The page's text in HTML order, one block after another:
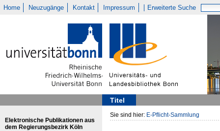
Home Neuzugänge Kontakt Impressum Erweiterte Suche
Titel
Elektronische Publikationen aus
dem Regierungsbezirk Köln
Sie sind hier: E-Pflicht-Sammlung